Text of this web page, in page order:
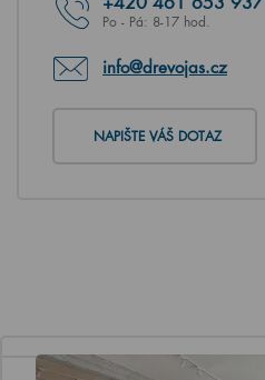
Po - Pá: 8-17 hod.
info@drevojas.cz
NAPIŠTE VÁŠ DOTAZ